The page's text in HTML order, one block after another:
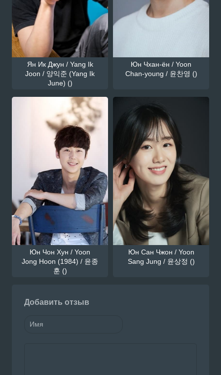
Ян Ик Джун / Yang Ik
Joon / 양익준 (Yang Ik
June) ()
Юн Чхан-ён / Yoon
Chan-young / 윤찬영 ()
Юн Чон Хун / Yoon
Jong Hoon (1984) / 윤종
훈 ()
Юн Сан Чжон / Yoon
Sang Jung / 윤상정 ()
Добавить отзыв